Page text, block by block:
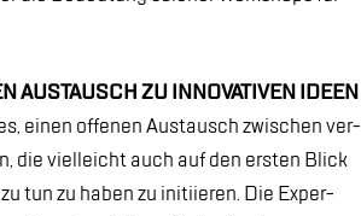
AUS­TAUSCH ZU IN­NO­VA­TI­VEN IDE­EN
ei­nen of­fe­nen Aus­tausch zwi­schen ver­
die viel­leicht auch auf den ers­ten Blick
tun zu ha­ben zu in­iti­ie­ren. Die Ex­per­